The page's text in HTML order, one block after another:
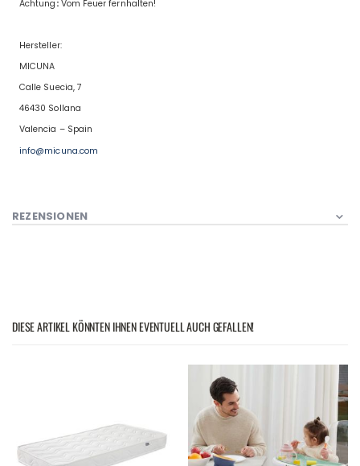
Achtung :Vom Feuer fernhalten!
Hersteller:
MICUNA
Calle Suecia, 7
46430 Sollana
Valencia – Spain
info@micuna.com
REZENSIONEN
DIESE ARTIKEL KÖNNTEN IHNEN EVENTUELL AUCH GEFALLEN!